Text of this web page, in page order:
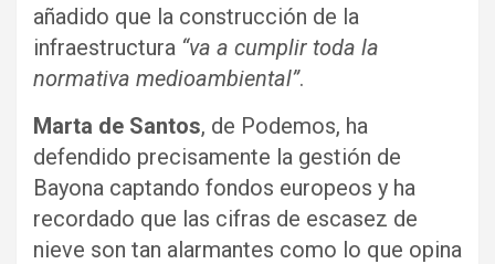
añadido que la construcción de la
infraestructura “va a cumplir toda la
normativa medioambiental”.
Marta de Santos, de Podemos, ha
defendido precisamente la gestión de
Bayona captando fondos europeos y ha
recordado que las cifras de escasez de
nieve son tan alarmantes como lo que opina